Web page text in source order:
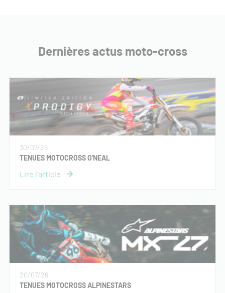
Dernières actus moto-cross
30/07/26
TENUES MOTOCROSS O'NEAL
20/07/26
TENUES MOTOCROSS ALPINESTARS